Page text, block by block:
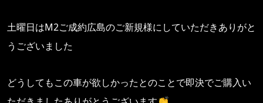
土曜日はM2ご成約広島のご新規様にしていただきありがと
うございました
どうしてもこの車が欲しかったとのことで即決でご購入い